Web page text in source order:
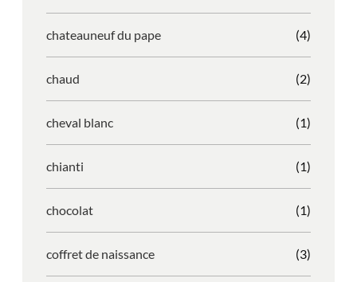
chateauneuf du pape (4)
chaud (2)
cheval blanc (1)
chianti (1)
chocolat (1)
coffret de naissance (3)